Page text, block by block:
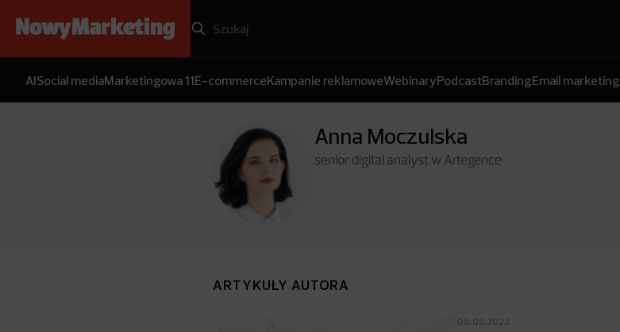
AISocial mediaMarketingowa 11E-commerceKampanie reklamoweWebinaryPodcastBrandingEmail marketing
Anna Moczulska
senior digital analyst w Artegence
ARTYKUŁY AUTORA
08.09.2022